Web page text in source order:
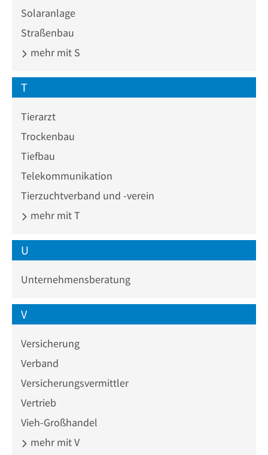
Solaranlage
Straßenbau
mehr mit S
T
Tierarzt
Trockenbau
Tiefbau
Telekommunikation
Tierzuchtverband und -verein
mehr mit T
U
Unternehmensberatung
V
Versicherung
Verband
Versicherungsvermittler
Vertrieb
Vieh-Großhandel
mehr mit V